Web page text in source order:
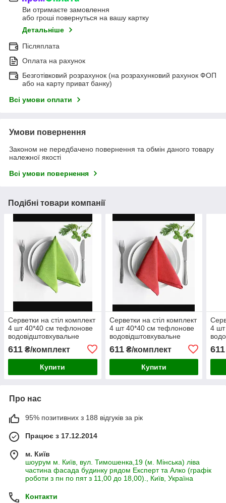
Ви отримаєте замовлення
або гроші повернуться на вашу картку
Детальніше
Післяплата
Оплата на рахунок
Безготівковий розрахунок (на розрахунковий рахунок ФОП
або на карту приват банку)
Всі умови оплати
Умови повернення
Законом не передбачено повернення та обмін даного товару
належної якості
Всі умови повернення
Подібні товари компанії
Серветки на стіл комплект
4 шт 40*40 см тефлонове
водовідштовхувальне
611 ₴/комплект
Купити
Серветки на стіл комплект
4 шт 40*40 см тефлонове
водовідштовхувальне
611₴/комплект
Купити
4
611
Про нас
95% позитивних з 188 відгуків за рік
Працює з 17.12.2014
м. Київ
шоурум м. Київ, вул. Тимошенка,19 (м. Мінська) ліва
частина фасада будинку рядом Експерт та Алко (графік
роботи з пн по пят з 11,00 до 18,00)., Київ, Україна
Контакти